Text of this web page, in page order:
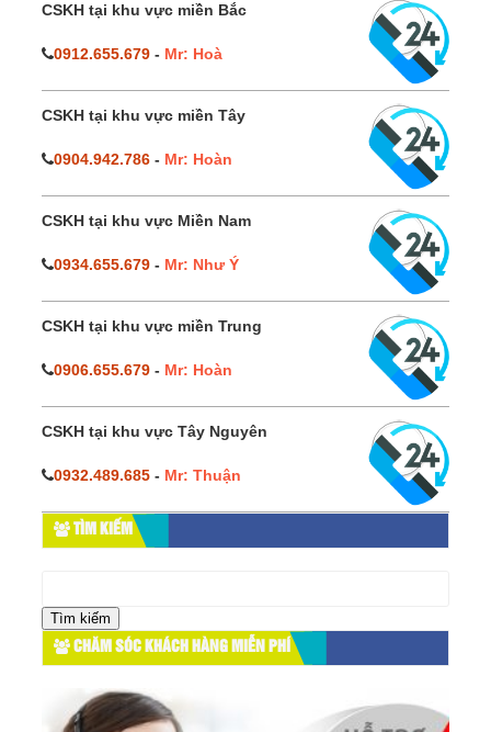
CSKH tại khu vực miền Bắc
0912.655.679 - Mr: Hoà
CSKH tại khu vực miền Tây
0904.942.786 - Mr: Hoàn
CSKH tại khu vực Miền Nam
0934.655.679 - Mr: Như Ý
CSKH tại khu vực miền Trung
0906.655.679 - Mr: Hoàn
CSKH tại khu vực Tây Nguyên
0932.489.685 - Mr: Thuận
TÌM KIẾM
cho:
CHĂM SÓC KHÁCH HÀNG MIỄN PHÍ